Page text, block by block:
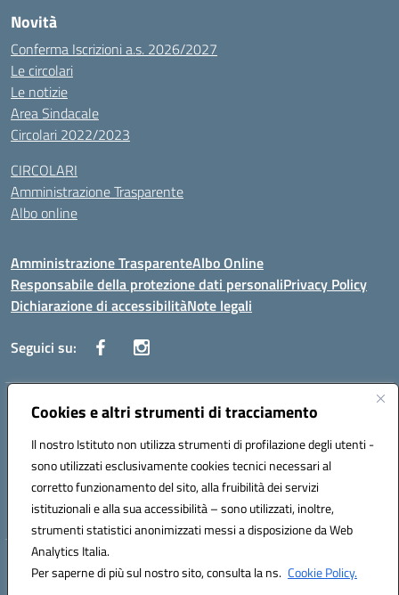
Cookies e altri strumenti di tracciamento
Il nostro Istituto non utilizza strumenti di profilazione degli utenti -
sono utilizzati esclusivamente cookies tecnici necessari al
corretto funzionamento del sito, alla fruibilità dei servizi
istituzionali e alla sua accessibilità – sono utilizzati, inoltre,
strumenti statistici anonimizzati messi a disposizione da Web
Analytics Italia.
Per saperne di più sul nostro sito, consulta la ns. Cookie Policy.
Novità
Conferma Iscrizioni a.s. 2026/2027
Le circolari
Le notizie
Area Sindacale
Circolari 2022/2023
CIRCOLARI
Amministrazione Trasparente
Albo online
Amministrazione TrasparenteAlbo Online
Responsabile della protezione dati personaliPrivacy Policy
Dichiarazione di accessibilitàNote legali
Seguici su:
Indirizzo:Corso Vittorio Emanuele, 27 90133 - Palermo
Posta elettronica certificata (PEC):pais03600r@pec.istruzione.it
Codice fiscale: 97308550827
Codice meccanografico: PAIS03600R
Hosting & Powered by 3D Solution S.r.l.
Concept & Design by Designers Italia